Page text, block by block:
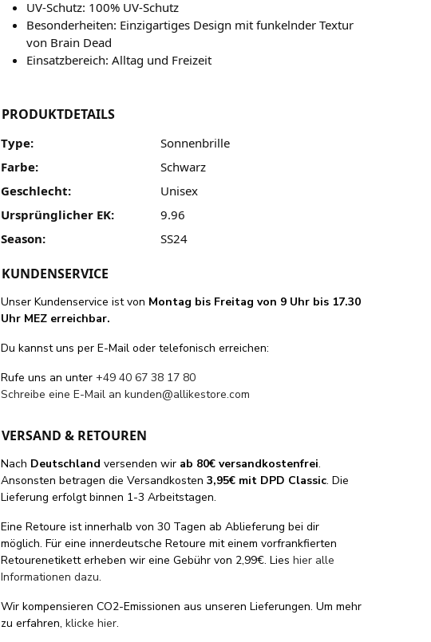
UV-Schutz: 100% UV-Schutz
Besonderheiten: Einzigartiges Design mit funkelnder Textur
von Brain Dead
Einsatzbereich: Alltag und Freizeit
PRODUKTDETAILS
Type:
Sonnenbrille
Farbe:
Schwarz
Geschlecht:
Unisex
Ursprünglicher EK:
9.96
Season:
SS24
KUNDENSERVICE
Unser Kundenservice ist von Montag bis Freitag von 9 Uhr bis 17.30
Uhr MEZ erreichbar.
Du kannst uns per E-Mail oder telefonisch erreichen:
Rufe uns an unter+49 40 67 38 17 80
Schreibe eine E-Mail ankunden@allikestore.com
VERSAND & RETOUREN
Nach Deutschland versenden wir ab 80€ versandkostenfrei.
Ansonsten betragen die Versandkosten3,95€ mit DPD Classic. Die
Lieferung erfolgt binnen 1-3 Arbeitstagen.
Eine Retoure ist innerhalb von 30 Tagen ab Ablieferung bei dir
möglich. Für eine innerdeutsche Retoure mit einem vorfrankfierten
Retourenetikett erheben wir eine Gebühr von 2,99€. Lieshier alle
Informationen dazu.
Wir kompensieren CO2-Emissionen aus unseren Lieferungen. Um mehr
zu erfahren,klicke hier.